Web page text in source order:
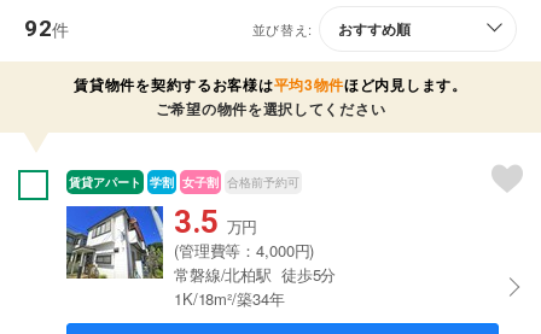
92件 並び替え:
賃貸物件を契約するお客様は平均3物件ほど内見します。
ご希望の物件を選択してください
賃貸アパート 学割 女子割 合格前予約可
3.5 万円
(管理費等：4,000円)
常磐線/北柏駅 徒歩5分
1K/18m²/築34年